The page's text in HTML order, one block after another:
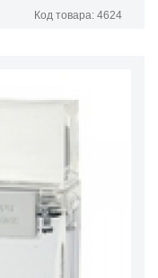
Код товара: 4624